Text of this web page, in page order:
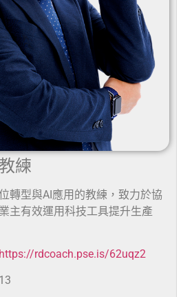
練
轉型與AI應用的教練，致力於協
主有效運用科技工具提升生產
https://rdcoach.pse.is/62uqz2